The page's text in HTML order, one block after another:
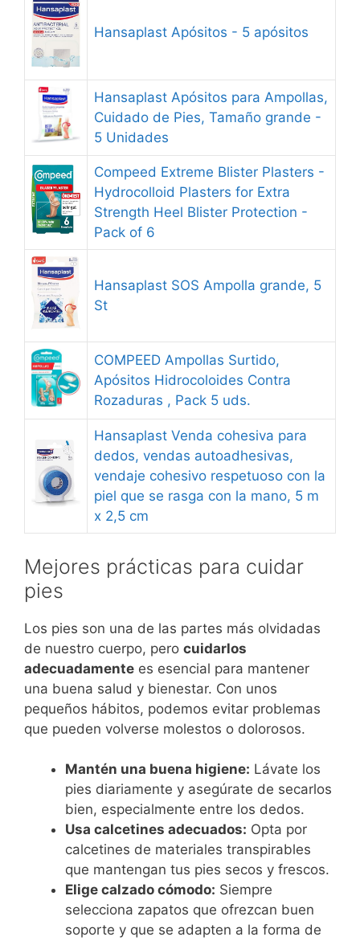
Hansaplast Apósitos - 5 apósitos
Hansaplast Apósitos para Ampollas,
Cuidado de Pies, Tamaño grande -
5 Unidades
Compeed Extreme Blister Plasters -
Hydrocolloid Plasters for Extra
Strength Heel Blister Protection -
Pack of 6
Hansaplast SOS Ampolla grande, 5
St
COMPEED Ampollas Surtido,
Apósitos Hidrocoloides Contra
Rozaduras , Pack 5 uds.
Hansaplast Venda cohesiva para
dedos, vendas autoadhesivas,
vendaje cohesivo respetuoso con la
piel que se rasga con la mano, 5 m
x 2,5 cm
Mejores prácticas para cuidar
pies
Los pies son una de las partes más olvidadas
de nuestro cuerpo, pero cuidarlos
adecuadamente es esencial para mantener
una buena salud y bienestar. Con unos
pequeños hábitos, podemos evitar problemas
que pueden volverse molestos o dolorosos.
Mantén una buena higiene: Lávate los
pies diariamente y asegúrate de secarlos
bien, especialmente entre los dedos.
Usa calcetines adecuados: Opta por
calcetines de materiales transpirables
que mantengan tus pies secos y frescos.
Elige calzado cómodo: Siempre
selecciona zapatos que ofrezcan buen
soporte y que se adapten a la forma de